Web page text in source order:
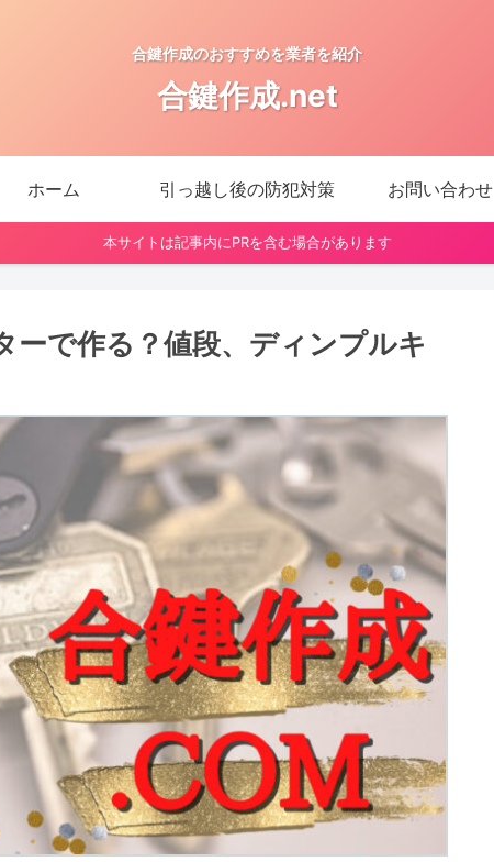
合鍵作成のおすすめを業者を紹介
合鍵作成.net
ホーム 引っ越し後の防犯対策 お問い合わせ
本サイトは記事内にPRを含む場合があります
ーで作る？値段、ディンプルキ